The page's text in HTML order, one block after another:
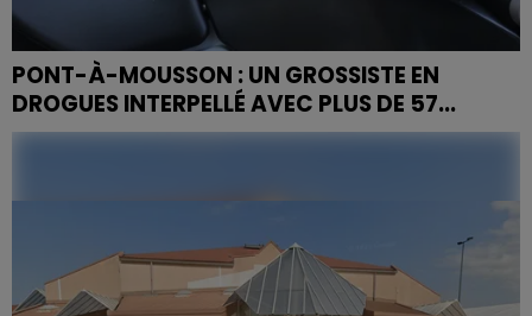
PONT-À-MOUSSON : UN GROSSISTE EN
DROGUES INTERPELLÉ AVEC PLUS DE 57...
L’information a été transmise, par voie de presse, par